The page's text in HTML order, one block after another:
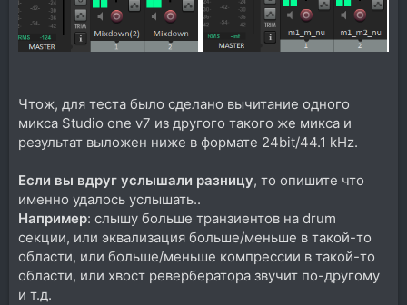
Чтож, для теста было сделано вычитание одного
микса Studio one v7 из другого такого же микса и
результат выложен ниже в формате 24bit/44.1 kHz.
Если вы вдруг услышали разницу, то опишите что
именно удалось услышать..
Например: слышу больше транзиентов на drum
секции, или эквализация больше/меньше в такой-то
области, или больше/меньше компрессии в такой-то
области, или хвост ревербератора звучит по-другому
и т.д.